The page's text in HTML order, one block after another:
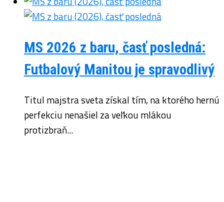
MS 2026 z baru, časť posledná:
Futbalový Manitou je spravodlivý
Titul majstra sveta získal tím, na ktorého hernú
perfekciu nenašiel za veľkou mlákou
protizbraň...